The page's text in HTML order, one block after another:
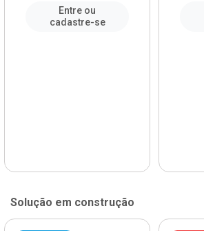
Entre ou
cadastre-se
Solução em construção